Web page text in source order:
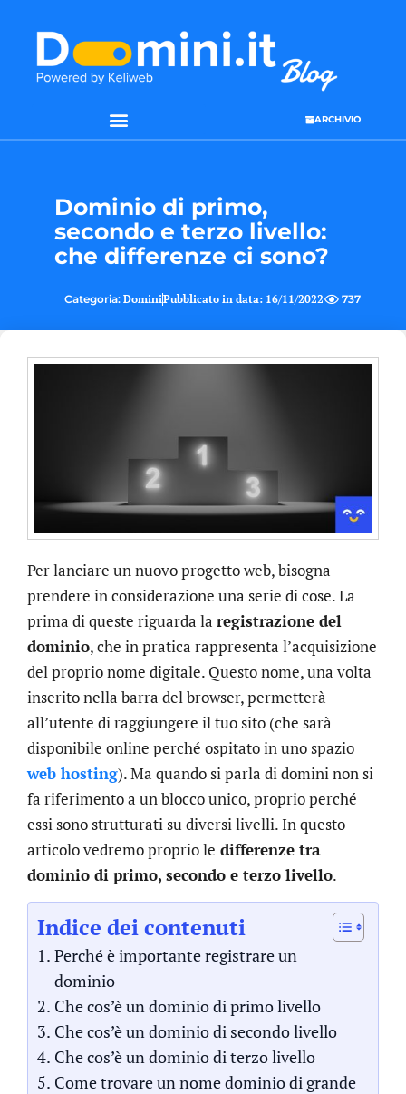
ARCHIVIO
Dominio di primo,
secondo e terzo livello:
che differenze ci sono?
Categoria: DominiPubblicato in data: 16/11/2022 737
Per lanciare un nuovo progetto web, bisogna
prendere in considerazione una serie di cose. La
prima di queste riguarda la registrazione del
dominio, che in pratica rappresenta l’acquisizione
del proprio nome digitale. Questo nome, una volta
inserito nella barra del browser, permetterà
all’utente di raggiungere il tuo sito (che sarà
disponibile online perché ospitato in uno spazio
web hosting). Ma quando si parla di domini non si
fa riferimento a un blocco unico, proprio perché
essi sono strutturati su diversi livelli. In questo
articolo vedremo proprio le differenze tra
dominio di primo, secondo e terzo livello.
Indice dei contenuti
Perché è importante registrare un
dominio
Che cos’è un dominio di primo livello
Che cos’è un dominio di secondo livello
Che cos’è un dominio di terzo livello
Come trovare un nome dominio di grande